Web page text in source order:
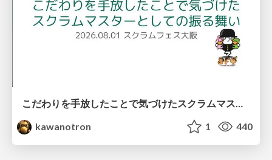
こだわりを手放したことで気づけたスクラムマスターとしての振る舞い
kawanotron
1 440